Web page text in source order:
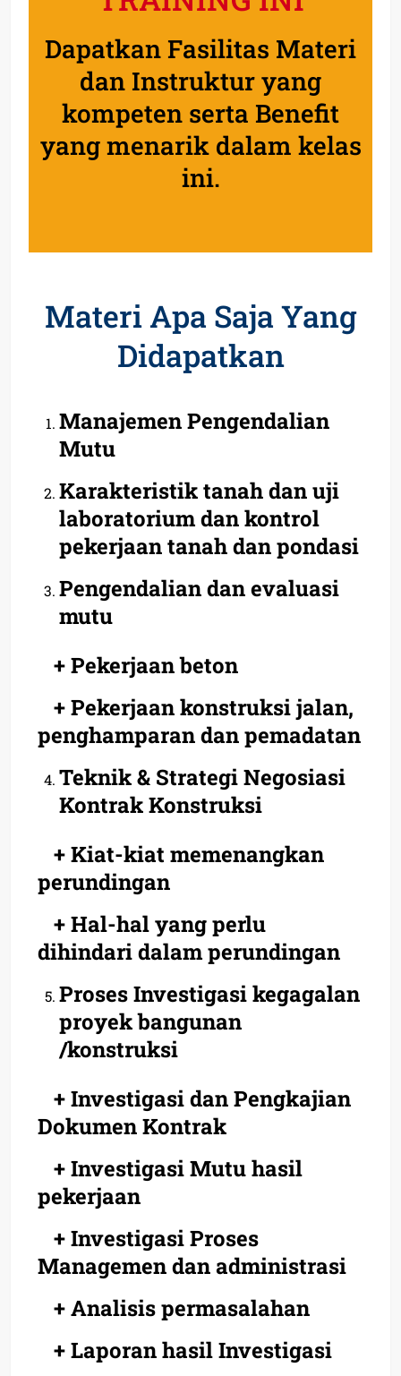
Dapatkan Fasilitas Materi
dan Instruktur yang
kompeten serta Benefit
yang menarik dalam kelas
ini.
Materi Apa Saja Yang
Didapatkan
Manajemen Pengendalian
Mutu
Karakteristik tanah dan uji
laboratorium dan kontrol
pekerjaan tanah dan pondasi
Pengendalian dan evaluasi
mutu
+ Pekerjaan beton
+ Pekerjaan konstruksi jalan,
penghamparan dan pemadatan
Teknik & Strategi Negosiasi
Kontrak Konstruksi
+ Kiat-kiat memenangkan
perundingan
+ Hal-hal yang perlu
dihindari dalam perundingan
Proses Investigasi kegagalan
proyek bangunan
/konstruksi
+ Investigasi dan Pengkajian
Dokumen Kontrak
+ Investigasi Mutu hasil
pekerjaan
+ Investigasi Proses
Managemen dan administrasi
+ Analisis permasalahan
+ Laporan hasil Investigasi